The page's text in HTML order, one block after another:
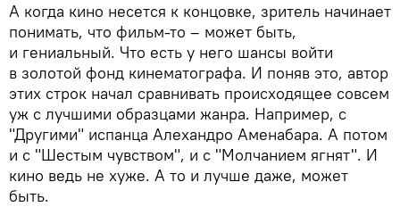
А когда кино несется к концовке, зритель начинает
понимать, что фильм-то – может быть,
и гениальный. Что есть у него шансы войти
в золотой фонд кинематографа. И поняв это, автор
этих строк начал сравнивать происходящее совсем
уж с лучшими образцами жанра. Например, с
"Другими" испанца Алехандро Аменабара. А потом
и с "Шестым чувством", и с "Молчанием ягнят". И
кино ведь не хуже. А то и лучше даже, может
быть.